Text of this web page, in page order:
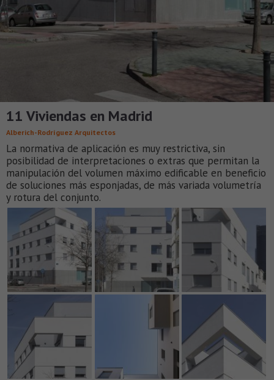
11 Viviendas en Madrid
Alberich-Rodríguez Arquitectos
La normativa de aplicación es muy restrictiva, sin
posibilidad de interpretaciones o extras que permitan la
manipulación del volumen máximo edificable en beneficio
de soluciones más esponjadas, de más variada volumetría
y rotura del conjunto.